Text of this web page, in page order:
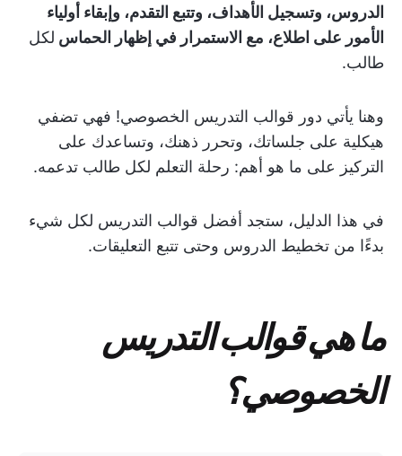
الدروس، وتسجيل الأهداف، وتتبع التقدم، وإبقاء أولياء
الأمور على اطلاع، مع الاستمرار في إظهار الحماس لكل
طالب.
وهنا يأتي دور قوالب التدريس الخصوصي! فهي تضفي
هيكلية على جلساتك، وتحرر ذهنك، وتساعدك على
التركيز على ما هو أهم: رحلة التعلم لكل طالب تدعمه.
في هذا الدليل، ستجد أفضل قوالب التدريس لكل شيء
بدءًا من تخطيط الدروس وحتى تتبع التعليقات.
ما هي قوالب التدريس
الخصوصي؟